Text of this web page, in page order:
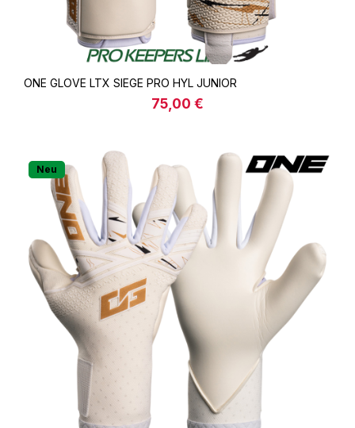
ONE GLOVE LTX SIEGE PRO HYL JUNIOR
Regulärer Preis:
75,00 €
Neu